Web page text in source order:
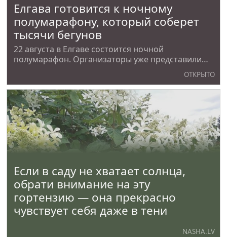
Елгава готовится к ночному
полумарафону, который соберет
тысячи бегунов
22 августа в Елгаве состоится ночной
полумарафон. Организаторы уже представили
трассы всех дистанций — от детских забегов до
полумарафона. В этом году участников ждет
обновленный маршрут по левому берегу
Лиелупе.
ОТКРЫТО
Если в саду не хватает солнца,
обрати внимание на эту
гортензию — она прекрасно
чувствует себя даже в тени
NASHA.LV